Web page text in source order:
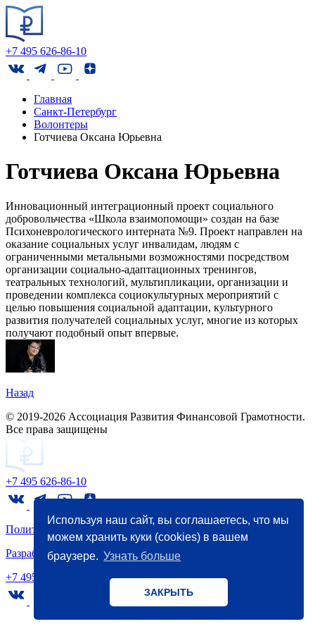
Используя наш сайт, вы соглашаетесь, что мы
можем хранить куки (cookies) в вашем
браузере. Узнать больше
ЗАКРЫТЬ
+7 495 626-86-10
Главная
Санкт-Петербург
Волонтеры
Готчиева Оксана Юрьевна
Готчиева Оксана Юрьевна
Инновационный интеграционный проект социального
добровольчества «Школа взаимопомощи» создан на базе
Психоневрологического интерната №9. Проект направлен на
оказание социальных услуг инвалидам, людям с
ограниченными метальными возможностями посредством
организации социально-адаптационных тренингов,
театральных технологий, мультипликации, организации и
проведении комплекса социокультурных мероприятий с
целью повышения социальной адаптации, культурного
развития получателей социальных услуг, многие из которых
получают подобный опыт впервые.
Назад
© 2019-2026 Ассоциация Развития Финансовой Грамотности.
Все права защищены
+7 495 626-86-10
Политика конфиденциальности
Разработкаимаркетинг- WebCanape
+7 495 626-86-10